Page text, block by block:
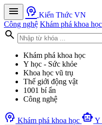
menu psychology Kiến Thức VN
Công nghệ Khám phá khoa học
search
Khám phá khoa học
Y học - Sức khỏe
Khoa học vũ trụ
Thế giới động vật
1001 bí ẩn
Công nghệ
psychology Khám phá khoa học smart_toy Y